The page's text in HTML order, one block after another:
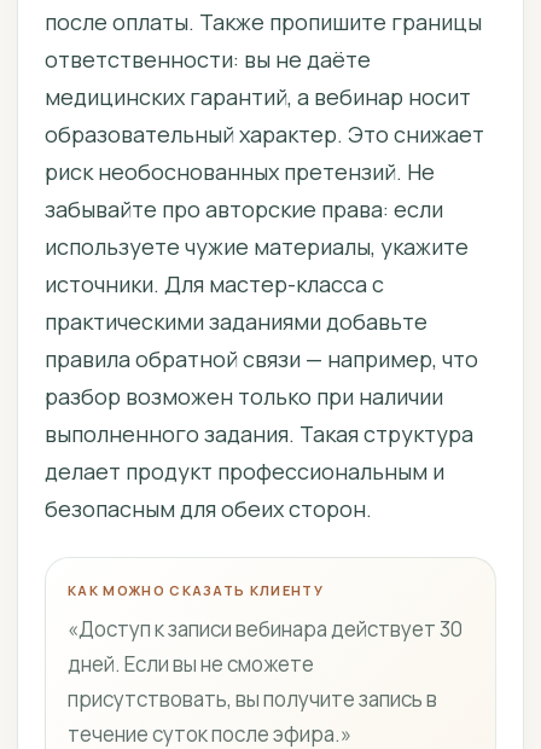
после оплаты. Также пропишите границы
ответственности: вы не даёте
медицинских гарантий, а вебинар носит
образовательный характер. Это снижает
риск необоснованных претензий. Не
забывайте про авторские права: если
используете чужие материалы, укажите
источники. Для мастер-класса с
практическими заданиями добавьте
правила обратной связи — например, что
разбор возможен только при наличии
выполненного задания. Такая структура
делает продукт профессиональным и
безопасным для обеих сторон.
КАК МОЖНО СКАЗАТЬ КЛИЕНТУ
«Доступ к записи вебинара действует 30
дней. Если вы не сможете
присутствовать, вы получите запись в
течение суток после эфира.»